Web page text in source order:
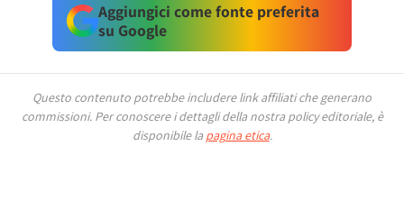
Aggiungici come fonte preferita
su Google
Questo contenuto potrebbe includere link affiliati che generano
commissioni. Per conoscere i dettagli della nostra policy editoriale, è
disponibile la pagina etica.